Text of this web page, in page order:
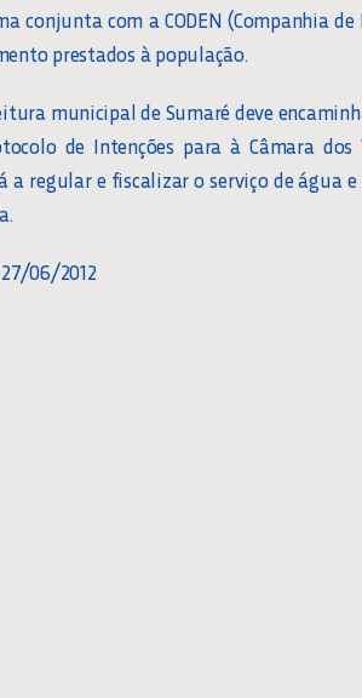
conjunta com a CODEN (Companhia
prestados à população.
municipal de Sumaré deve
de Intenções para à Câmara dos
a regular e fiscalizar o serviço de água
06/2012